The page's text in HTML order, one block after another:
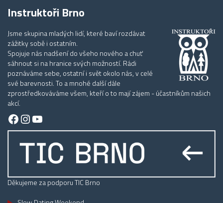
Instruktoři Brno
Jsme skupina mladých lidí, které baví rozdávat
zážitky sobě i ostatním.
Spojuje nás nadšení do všeho nového a chuť
sáhnout si na hranice svých možností. Rádi
poznáváme sebe, ostatní i svět okolo nás, v celé
své barevnosti. To a mnohé další dále
zprostředkováváme všem, kteří o to mají zájem - účastníkům našich
akcí.
Facebook
Instagram
YouTube
Děkujeme za podporu TIC Brno